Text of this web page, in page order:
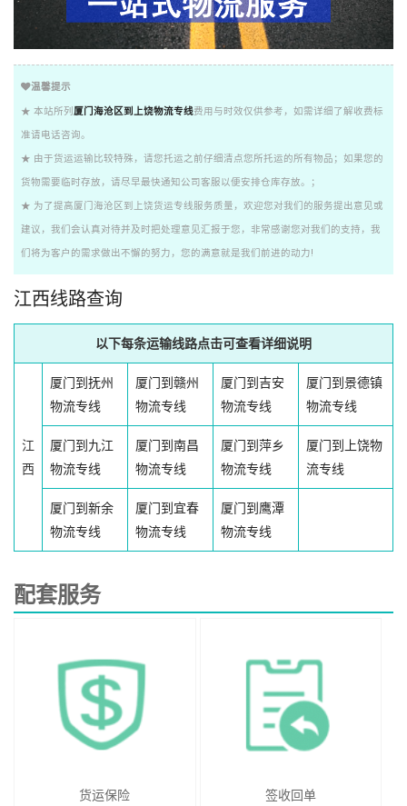
温馨提示
★ 本站所列 厦门海沧区到上饶物流专线费用与时效仅供参考，如需详细了解收费标
准请电话咨询。
★ 由于货运运输比较特殊，请您托运之前仔细清点您所托运的所有物品；如果您的
货物需要临时存放，请尽早最快通知公司客服以便安排仓库存放。；
★ 为了提高厦门海沧区到上饶货运专线服务质量，欢迎您对我们的服务提出意见或
建议，我们会认真对待并及时把处理意见汇报于您，非常感谢您对我们的支持，我
们将为客户的需求做出不懈的努力，您的满意就是我们前进的动力!
江西线路查询
以下每条运输线路点击可查看详细说明
江
西
厦门到抚州
物流专线
厦门到赣州
物流专线
厦门到吉安
物流专线
厦门到景德镇
物流专线
厦门到九江
物流专线
厦门到南昌
物流专线
厦门到萍乡
物流专线
厦门到上饶物
流专线
厦门到新余
物流专线
厦门到宜春
物流专线
厦门到鹰潭
物流专线
配套服务
货运保险 签收回单